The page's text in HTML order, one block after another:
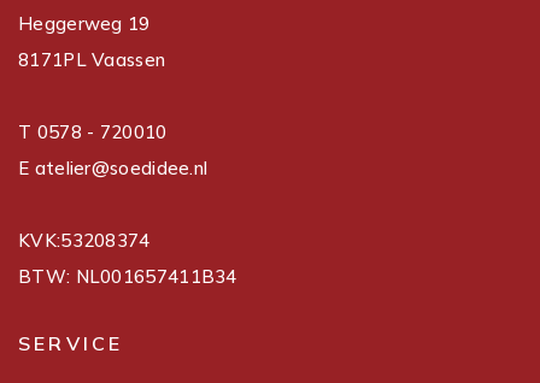
Heggerweg 19
8171PL Vaassen
T 0578 - 720010
E atelier@soedidee.nl
KVK:53208374
BTW: NL001657411B34
SERVICE